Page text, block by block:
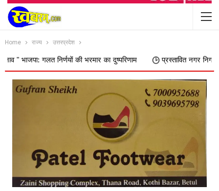
Home राज्य उत्तरप्रदेश
निर्णयों की भरमार का दुष्परिणाम प्रस्तावित नगर निगम में शामिल